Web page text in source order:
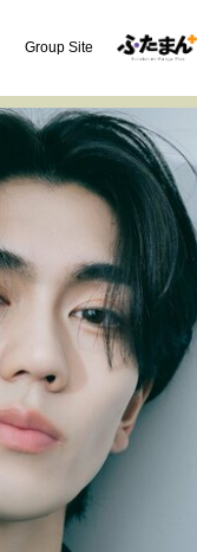
Group Site
再起 未知への挑戦
原点
大人の学び直し
トップが描く